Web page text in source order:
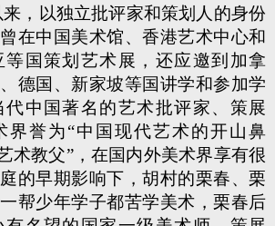
来，以独立批评家和策划人的身份
在中国美术馆、香港艺术中心和
等国策划艺术展，还应邀到加拿
德国、新家坡等国讲学和参加学
代中国著名的艺术批评家、策展
界誉为“中国现代艺术的开山鼻
术教父”，在国内外美术界享有很
的早期影响下，胡村的栗春、栗
帮少年学子都苦学美术，栗春后